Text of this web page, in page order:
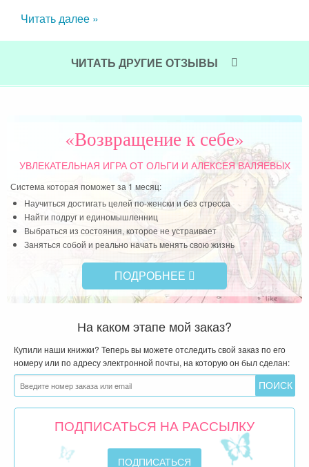
ли
Читать далее »
ЧИТАТЬ ДРУГИЕ ОТЗЫВЫ
«Возвращение к себе»
УВЛЕКАТЕЛЬНАЯ ИГРАОТ ОЛЬГИ И АЛЕКСЕЯ ВАЛЯЕВЫХ
Система которая поможет за 1 месяц:
Научиться достигать целей по-женски и без стресса
Найти подруг и единомышленниц
Выбраться из состояния, которое не устраивает
Заняться собой и реально начать менять свою жизнь
ПОДРОБНЕЕ
На каком этапе мой заказ?
Купили наши книжки? Теперь вы можете отследить свой заказ по его
номеру или по адресу электронной почты, на которую он был сделан:
ПОДПИСАТЬСЯ НА РАССЫЛКУ